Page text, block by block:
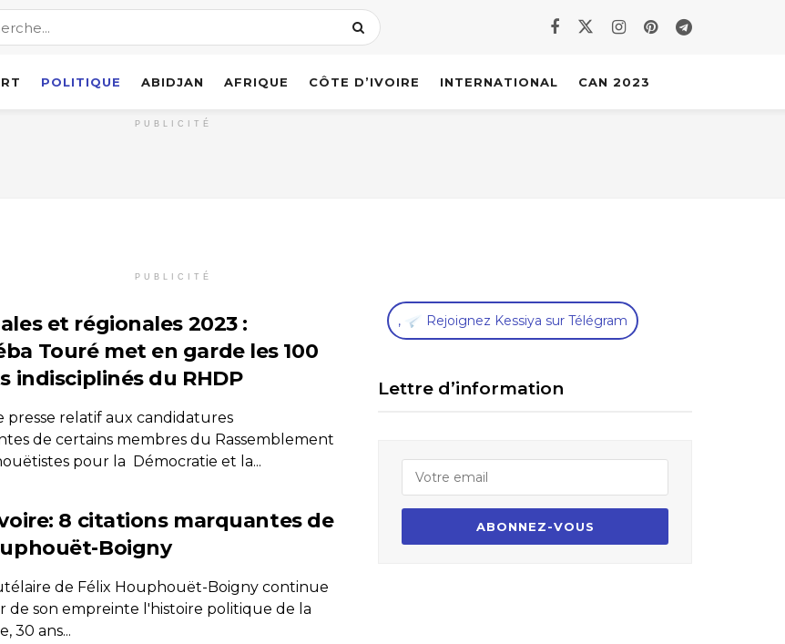
POLITIQUE ABIDJAN AFRIQUE CÔTE D’IVOIRE INTERNATIONAL CAN 2023
PUBLICITÉ
PUBLICITÉ
et régionales 2023 :
Touré met en garde les 100
indisciplinés du RHDP
presse relatif aux candidatures
de certains membres du Rassemblement
pour la Démocratie et la...
8 citations marquantes de
Boigny
de Félix Houphouët-Boigny continue
de son empreinte l'histoire politique de la
30 ans...
, Rejoignez Kessiya sur Télégram
Lettre d’information